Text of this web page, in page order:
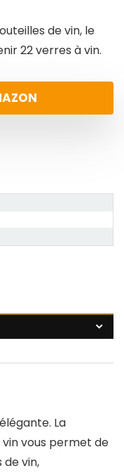
de vin, le
22 verres à vin.
La
vous permet de
vin,